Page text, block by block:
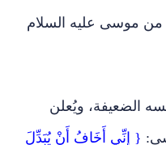
موسى عليه السلام
الضعيفة، ويُعلن
{ إِنِّي أَخَافُ أَنْ يُبَدِّلَ